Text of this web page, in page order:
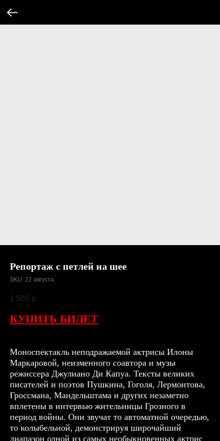
Репортаж с петлей на шее
SKU: 22 августа
1 500 р.
КУПИТЬ БИЛЕТ
Моноспектакль неподражаемой актрисы Илоны
Маркаровой, неизменного соавтора и музы
режиссера Джулиано Ди Капуа. Тексты великих
писателей и поэтов Пушкина, Гоголя, Лермонтова,
Гроссмана, Мандельштама и других незаметно
вплетены в интервью жительницы Грозного в
период войны. Они звучат то автоматной очередью,
то колыбельной, демонстрируя широчайший
диапазон одной из самых необыкновенных актрис